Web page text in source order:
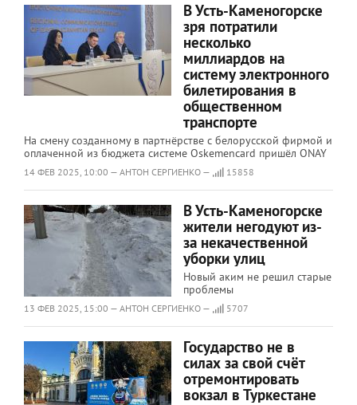
В Усть-Каменогорске
зря потратили
несколько
миллиардов на
систему электронного
билетирования в
общественном
транспорте
На смену созданному в партнёрстве с белорусской фирмой и
оплаченной из бюджета системе Oskemencard пришёл ONAY
14 ФЕВ 2025, 10:00 — АНТОН СЕРГИЕНКО — 15858
В Усть-Каменогорске
жители негодуют из-
за некачественной
уборки улиц
Новый аким не решил старые
проблемы
13 ФЕВ 2025, 15:00 — АНТОН СЕРГИЕНКО — 5707
Государство не в
силах за свой счёт
отремонтировать
вокзал в Туркестане